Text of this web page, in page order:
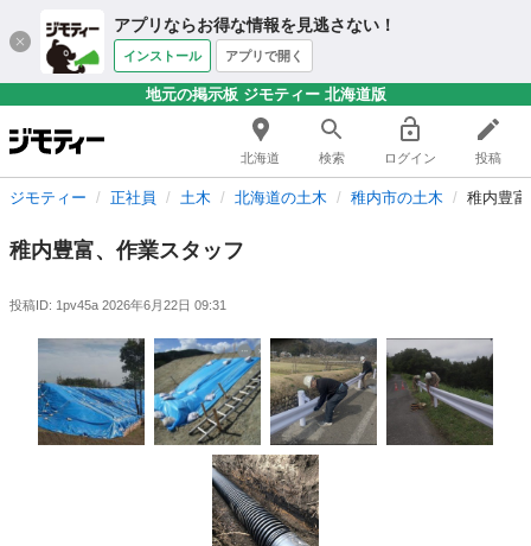
アプリならお得な情報を見逃さない！
インストール アプリで開く
地元の掲示板 ジモティー 北海道版
北海道 検索 ログイン 投稿
ジモティー 正社員 土木 北海道の土木 稚内市の土木 稚内豊
稚内豊富、作業スタッフ
投稿ID: 1pv45a 2026年6月22日 09:31